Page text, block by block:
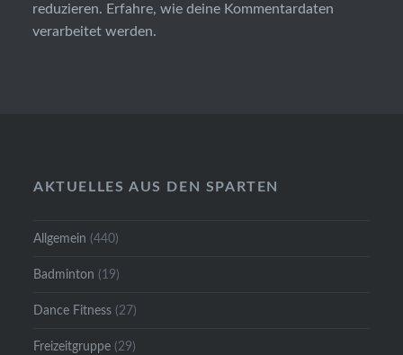
reduzieren. Erfahre, wie deine Kommentardaten
verarbeitet werden.
AKTUELLES AUS DEN SPARTEN
Allgemein (440)
Badminton (19)
Dance Fitness (27)
Freizeitgruppe (29)